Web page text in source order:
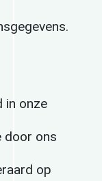
in onze
door ons
op